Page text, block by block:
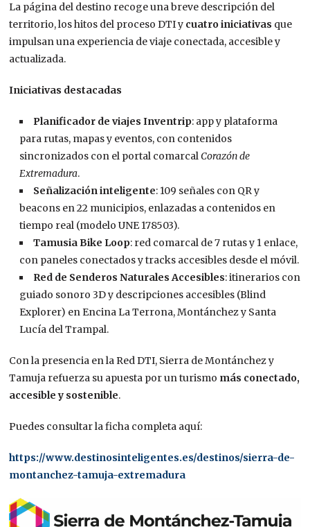
La página del destino recoge una breve descripción del
territorio, los hitos del proceso DTI y cuatro iniciativas que
impulsan una experiencia de viaje conectada, accesible y
actualizada.
Iniciativas destacadas
Planificador de viajes Inventrip: app y plataforma
para rutas, mapas y eventos, con contenidos
sincronizados con el portal comarcalCorazón de
Extremadura.
Señalización inteligente: 109 señales con QR y
beacons en 22 municipios, enlazadas a contenidos en
tiempo real (modelo UNE 178503).
Tamusia Bike Loop: red comarcal de 7 rutas y 1 enlace,
con paneles conectados y tracks accesibles desde el móvil.
Red de Senderos Naturales Accesibles: itinerarios con
guiado sonoro 3D y descripciones accesibles (Blind
Explorer) en Encina La Terrona, Montánchez y Santa
Lucía del Trampal.
Con la presencia en la Red DTI, Sierra de Montánchez y
Tamuja refuerza su apuesta por un turismo más conectado,
accesible y sostenible.
Puedes consultar la ficha completa aquí:
https://www.destinosinteligentes.es/destinos/sierra-de-
montanchez-tamuja-extremadura